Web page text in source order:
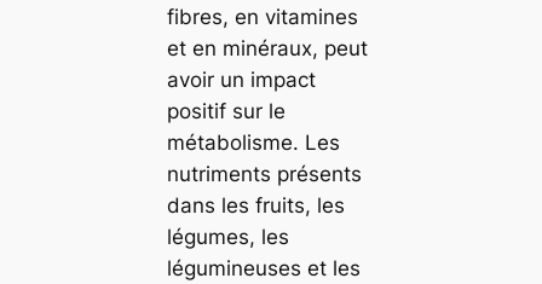
fibres, en vitamines
et en minéraux, peut
avoir un impact
positif sur le
métabolisme. Les
nutriments présents
dans les fruits, les
légumes, les
légumineuses et les